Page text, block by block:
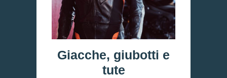
Giacche, giubotti e
tute